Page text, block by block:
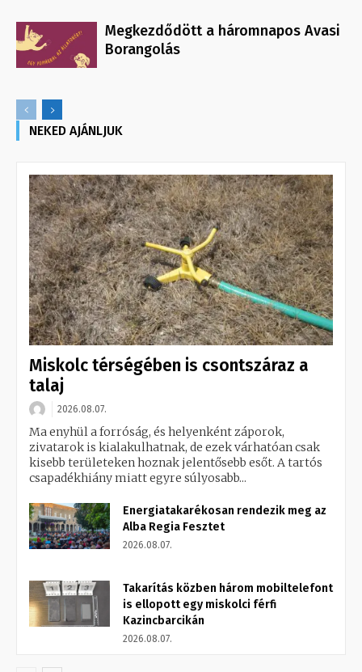
Megkezdődött a háromnapos Avasi
Borangolás
NEKED AJÁNLJUK
Miskolc térségében is csontszáraz a
talaj
2026.08.07.
Ma enyhül a forróság, és helyenként záporok,
zivatarok is kialakulhatnak, de ezek várhatóan csak
kisebb területeken hoznak jelentősebb esőt. A tartós
csapadékhiány miatt egyre súlyosabb...
Energiatakarékosan rendezik meg az
Alba Regia Fesztet
2026.08.07.
Takarítás közben három mobiltelefont
is ellopott egy miskolci férfi
Kazincbarcikán
2026.08.07.